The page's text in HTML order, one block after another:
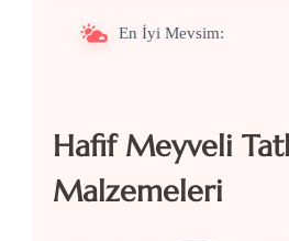
En İyi Mevsim:
Hafif Meyveli
Malzemeleri